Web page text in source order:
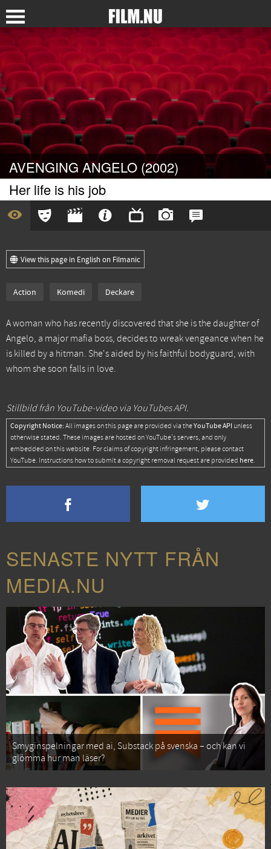
AVENGING ANGELO (2002)
Her life is his job
View this page in English on Filmanic
Action Komedi Deckare
A woman who has recently discovered that she is the daughter of
Angelo, a major mafia boss, decides to wreak vengeance when he
is killed by a hitman. She's aided by his faithful bodyguard, with
whom she soon falls in love.
Stillbild från YouTube-video via YouTubes API.
Copyright Notice: All images on this page are provided via theYouTube API unless
otherwise stated. These images are hosted on YouTube's servers, and only
embedded on this website. For claims of copyright infringement, please contact
YouTube. Instructions how to submit a copyright removal request are provided here.
SENASTE NYTT FRÅN
MEDIA.NU
Smyginspelningar med ai, Substack på svenska – och kan vi
glömma hur man läser?